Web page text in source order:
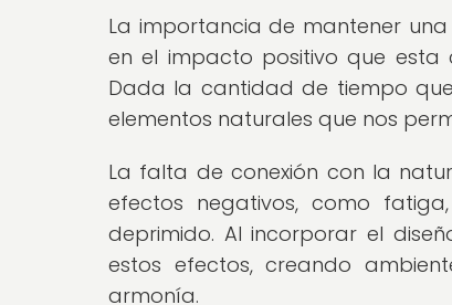
La importancia de mantener
en el impacto positivo que esta
Dada la cantidad de tiempo
elementos naturales que nos
La falta de conexión con la
efectos negativos, como
deprimido. Al incorporar el
estos efectos, creando
armonía.